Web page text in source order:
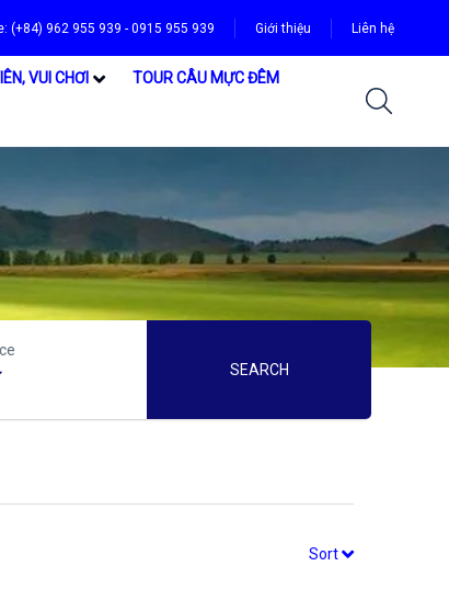
(+84) 962 955 939 - 0915 955 939 Giới thiệu Liên hệ
VUI CHƠI TOUR CÂU MỰC ĐÊM
SEARCH
Sort